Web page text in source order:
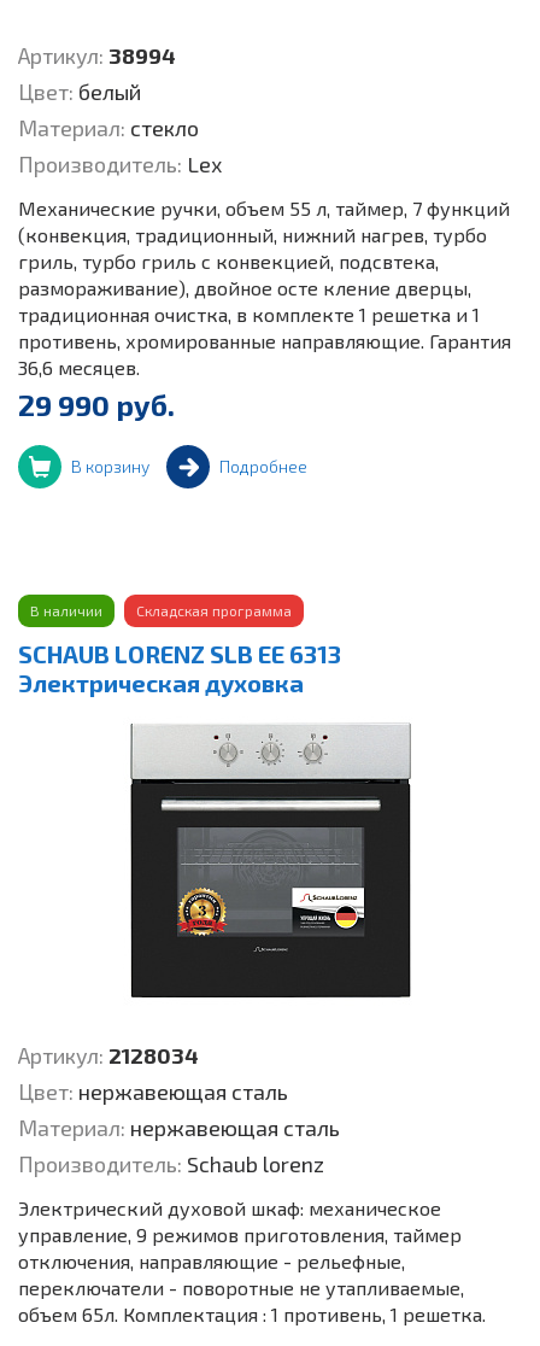
Артикул: 38994
Цвет: белый
Материал: стекло
Производитель: Lex
Механические ручки, объем 55 л, таймер, 7 функций
(конвекция, традиционный, нижний нагрев, турбо
гриль, турбо гриль с конвекцией, подсвтека,
размораживание), двойное осте кление дверцы,
традиционная очистка, в комплекте 1 решетка и 1
противень, хромированные направляющие. Гарантия
36,6 месяцев.
29 990 руб.
В корзину Подробнее
В наличии Складская программа
SCHAUB LORENZ SLB EE 6313
Электрическая духовка
Артикул: 2128034
Цвет: нержавеющая сталь
Материал: нержавеющая сталь
Производитель: Schaub lorenz
Электрический духовой шкаф: механическое
управление, 9 режимов приготовления, таймер
отключения, направляющие - рельефные,
переключатели - поворотные не утапливаемые,
объем 65л. Комплектация : 1 противень, 1 решетка.